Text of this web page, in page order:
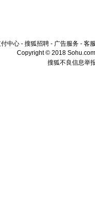
中心 - 搜狐招聘 - 广告服务 - 客
Copyright © 2018
搜狐不良信息举